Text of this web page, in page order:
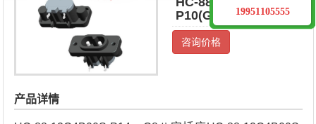
P10(G)
咨询价格
产品详情
19951105555